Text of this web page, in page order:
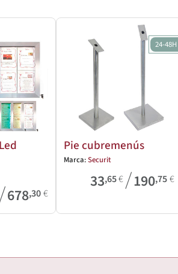
/678,30€
24-48H
Pie cubremenús
Marca:Securit
33,65€/190,75€